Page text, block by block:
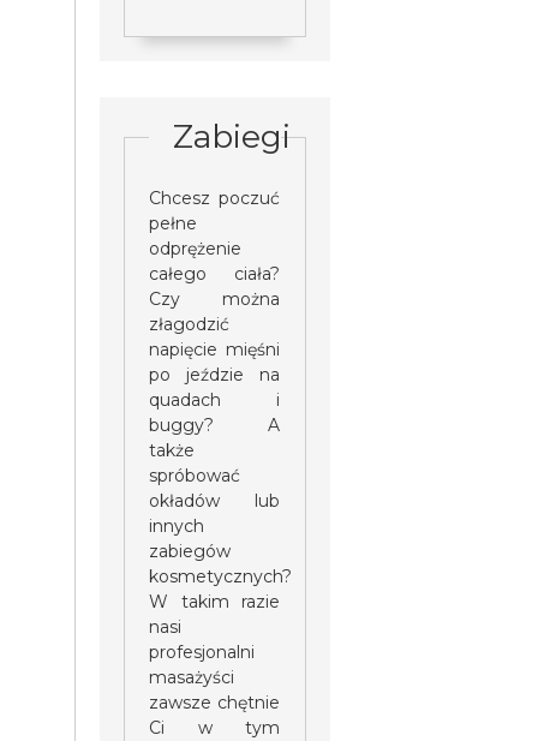
Zabiegi
Chcesz poczuć
pełne
odprężenie
całego ciała?
Czy można
złagodzić
napięcie mięśni
po jeździe na
quadach i
buggy? A
także
spróbować
okładów lub
innych
zabiegów
kosmetycznych?
W takim razie
nasi
profesjonalni
masażyści
zawsze chętnie
Ci w tym